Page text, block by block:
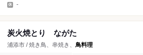
-
炭火焼とり ながた
浦添市 / 焼き鳥、串焼き、 鳥料理